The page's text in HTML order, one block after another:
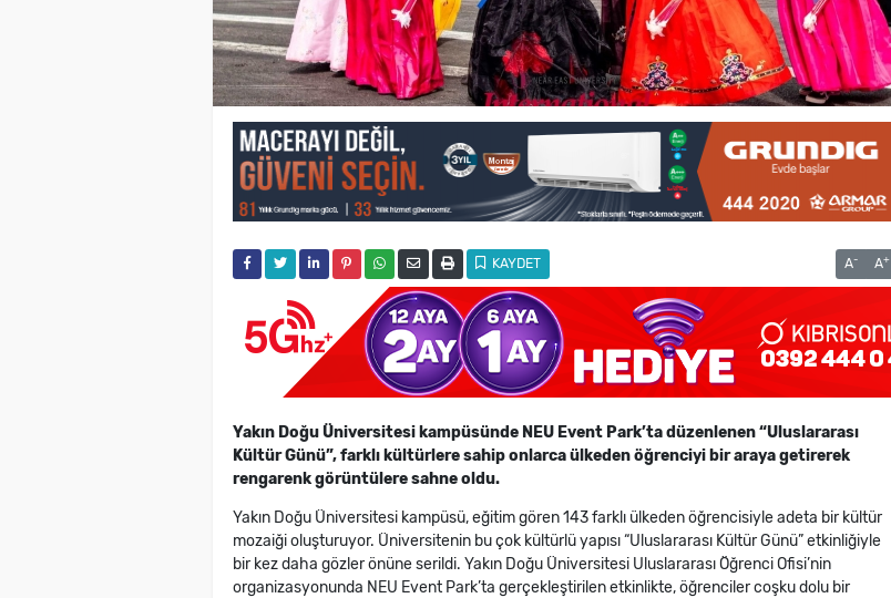
KAYDET A- A+
Yakın Doğu Üniversitesi kampüsünde NEU Event Park’ta düzenlenen “Uluslararası
Kültür Günü”, farklı kültürlere sahip onlarca ülkeden öğrenciyi bir araya getirerek
rengarenk görüntülere sahne oldu.
Yakın Doğu Üniversitesi kampüsü, eğitim gören 143 farklı ülkeden öğrencisiyle adeta bir kültür
mozaiği oluşturuyor. Üniversitenin bu çok kültürlü yapısı “Uluslararası Kültür Günü” etkinliğiyle
bir kez daha gözler önüne serildi. Yakın Doğu Üniversitesi Uluslararası Öğrenci Ofisi’nin
organizasyonunda NEU Event Park’ta gerçekleştirilen etkinlikte, öğrenciler coşku dolu bir